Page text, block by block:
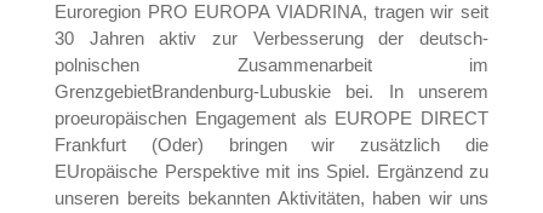
Euroregion PRO EUROPA VIADRINA, tragen wir seit
30 Jahren aktiv zur Verbesserung der deutsch-
polnischen Zusammenarbeit im
GrenzgebietBrandenburg-Lubuskie bei. In unserem
proeuropäischen Engagement als EUROPE DIRECT
Frankfurt (Oder) bringen wir zusätzlich die
EUropäische Perspektive mit ins Spiel. Ergänzend zu
unseren bereits bekannten Aktivitäten, haben wir uns